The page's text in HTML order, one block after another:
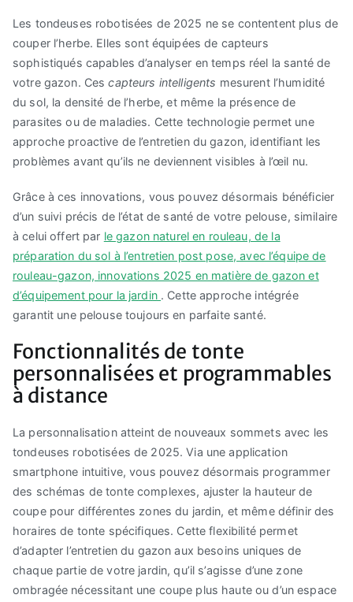
Les tondeuses robotisées de 2025 ne se contentent plus de
couper l’herbe. Elles sont équipées de capteurs
sophistiqués capables d’analyser en temps réel la santé de
votre gazon. Cescapteurs intelligents mesurent l’humidité
du sol, la densité de l’herbe, et même la présence de
parasites ou de maladies. Cette technologie permet une
approche proactive de l’entretien du gazon, identifiant les
problèmes avant qu’ils ne deviennent visibles à l’œil nu.
Grâce à ces innovations, vous pouvez désormais bénéficier
d’un suivi précis de l’état de santé de votre pelouse, similaire
à celui offert par le gazon naturel en rouleau, de la
préparation du sol à l’entretien post pose, avec l’équipe de
rouleau-gazon, innovations 2025 en matière de gazon et
d’équipement pour la jardin . Cette approche intégrée
garantit une pelouse toujours en parfaite santé.
Fonctionnalités de tonte
personnalisées et programmables
à distance
La personnalisation atteint de nouveaux sommets avec les
tondeuses robotisées de 2025. Via une application
smartphone intuitive, vous pouvez désormais programmer
des schémas de tonte complexes, ajuster la hauteur de
coupe pour différentes zones du jardin, et même définir des
horaires de tonte spécifiques. Cette flexibilité permet
d’adapter l’entretien du gazon aux besoins uniques de
chaque partie de votre jardin, qu’il s’agisse d’une zone
ombragée nécessitant une coupe plus haute ou d’un espace